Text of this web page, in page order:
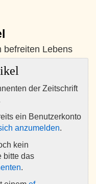
befreiten Lebens
der Zeitschrift
ein Benutzerkonto
anzumelden.
kein
bitte das
.